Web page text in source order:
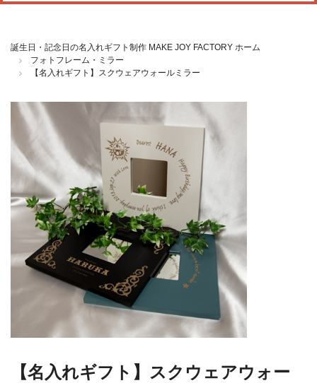
誕生日・記念日の名入れギフト制作 MAKE JOY FACTORY ホーム
フォトフレーム・ミラー
【名入れギフト】スクウェアウォールミラー
【名入れギフト】スクウェアウォー